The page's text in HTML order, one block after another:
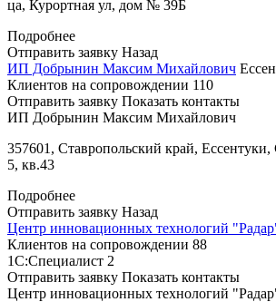
ца, Курортная ул, дом № 39Б
Подробнее
Отправить заявку Назад
ИП Добрынин Максим Михайлович
Клиентов на сопровождении 110
Отправить заявку Показать контакты
ИП Добрынин Максим Михайлович
357601, Ставропольский край,
5, кв.43
Подробнее
Отправить заявку Назад
Центр инновационных технологий
Клиентов на сопровождении 88
1С:Специалист 2
Отправить заявку Показать контакты
Центр инновационных технологий